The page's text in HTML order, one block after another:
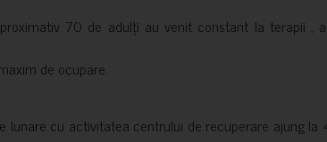
70 de adulți au venit constant la terapii ,
de ocupare.
lunare cu activitatea centrului de recuperare ajung